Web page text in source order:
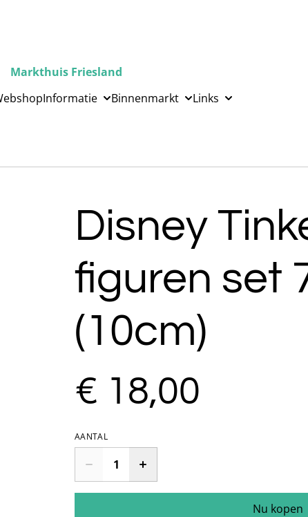
Markthuis Friesland
Informatie Binnenmarkt Links
Disney
figuren set
(10cm)
€ 18,00
AANTAL
Nu kopen